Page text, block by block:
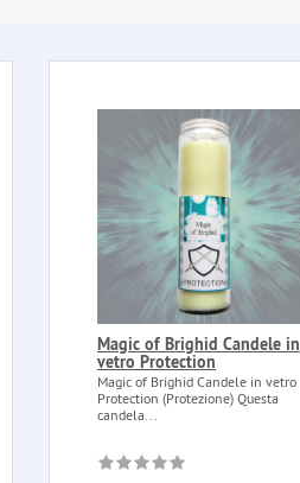
Magic of Brighid Candele in
vetro Protection
Magic of Brighid Candele in vetro
Protection (Protezione) Questa
candela...